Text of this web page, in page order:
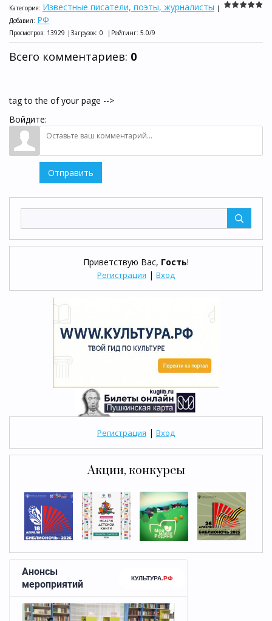
Приветствую Вас, Гость!
Регистрация | Вход
Регистрация | Вход
Акции, конкурсы
Категория: Известные писатели, поэты, журналисты |
Добавил: РФ
Просмотров: 13929 | Загрузок: 0 | Рейтинг: 5.0/9
Всего комментариев: 0
tag to the of your page -->
Войдите:
Отправить